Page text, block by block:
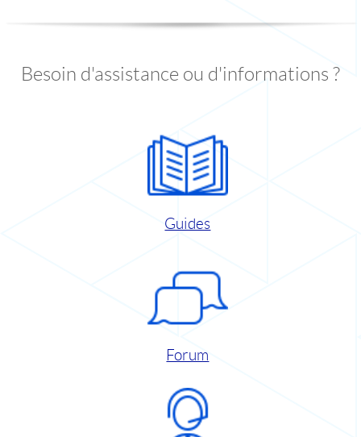
Besoin d'assistance ou d'informations ?
Guides
Forum